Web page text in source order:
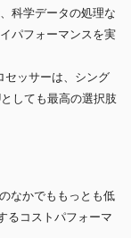
科学データの処理な
パフォーマンスを実
ッサーは、シング
しても最高の選択肢
なかでももっとも低
るコストパフォーマ